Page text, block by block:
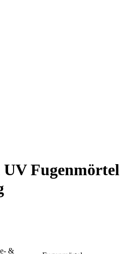
Fugenmörtel
&